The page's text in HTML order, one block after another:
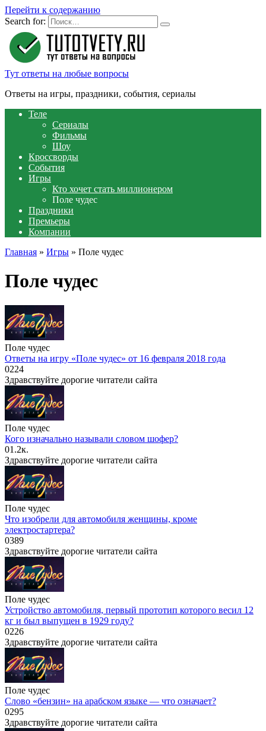
Перейти к содержанию
Search for:
Тут ответы на любые вопросы
Ответы на игры, праздники, события, сериалы
Теле
Сериалы
Фильмы
Шоу
Кроссворды
События
Игры
Кто хочет стать миллионером
Поле чудес
Праздники
Премьеры
Компании
Главная » Игры » Поле чудес
Поле чудес
Поле чудес
Ответы на игру «Поле чудес» от 16 февраля 2018 года
0224
Здравствуйте дорогие читатели сайта
Поле чудес
Кого изначально называли словом шофер?
01.2к.
Здравствуйте дорогие читатели сайта
Поле чудес
Что изобрели для автомобиля женщины, кроме
электростартера?
0389
Здравствуйте дорогие читатели сайта
Поле чудес
Устройство автомобиля, первый прототип которого весил 12
кг и был выпущен в 1929 году?
0226
Здравствуйте дорогие читатели сайта
Поле чудес
Слово «бензин» на арабском языке — что означает?
0295
Здравствуйте дорогие читатели сайта